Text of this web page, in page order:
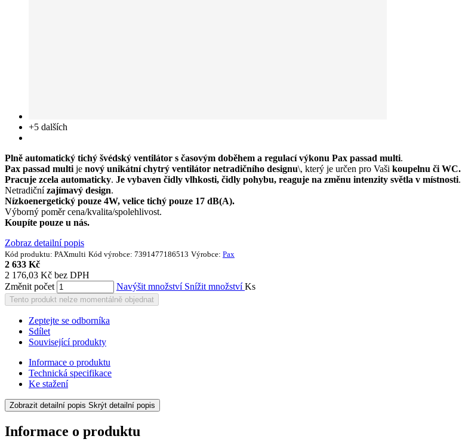
+5 dalších
Plně automatický tichý švédský ventilátor s časovým doběhem a regulací výkonu Pax passad multi.
Pax passad multi je nový unikátní chytrý ventilátor netradičního designu\, který je určen pro Vaši koupelnu či WC.
Pracuje zcela automaticky. Je vybaven čidly vlhkosti, čidly pohybu, reaguje na změnu intenzity světla v místnosti.
Netradičnízajímavý design.
Nízkoenergetický pouze 4W, velice tichý pouze 17 dB(A).
Výborný poměr cena/kvalita/spolehlivost.
Koupíte pouze u nás.
Zobraz detailní popis
Kód produktu: PAXmulti Kód výrobce: 7391477186513 Výrobce: Pax
2 633 Kč
2 176,03 Kč bez DPH
Změnit počet
Navýšit množství Snížit množstvíKs
Tento produkt nelze momentálně objednat
Zeptejte se odborníka
Sdílet
Související produkty
Informace o produktu
Technická specifikace
Ke stažení
Zobrazit detailní popis Skrýt detailní popis
Informace o produktu